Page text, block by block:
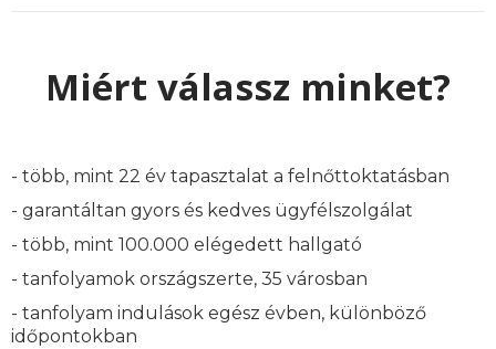
Miért válassz minket?
- több, mint 22 év tapasztalat a felnőttoktatásban
- garantáltan gyors és kedves ügyfélszolgálat
- több, mint 100.000 elégedett hallgató
- tanfolyamok országszerte, 35 városban
- tanfolyam indulások egész évben, különböző
időpontokban